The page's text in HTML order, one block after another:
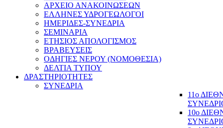
ΑΡΧΕΙΟ ΑΝΑΚΟΙΝΩΣΕΩΝ
ΕΛΛΗΝΕΣ ΥΔΡΟΓΕΩΛΟΓΟΙ
ΗΜΕΡΙΔΕΣ-ΣΥΝΕΔΡΙΑ
ΣΕΜΙΝΑΡΙΑ
ΕΤΗΣΙΟΣ ΑΠΟΛΟΓΙΣΜΟΣ
ΒΡΑΒΕΥΣΕΙΣ
ΟΔΗΓΙΕΣ ΝΕΡΟΥ (ΝΟΜΟΘΕΣΙΑ)
ΔΕΛΤΙΑ ΤΥΠΟΥ
ΔΡΑΣΤΗΡΙΟΤΗΤΕΣ
ΣΥΝΕΔΡΙΑ
11ο
10ο